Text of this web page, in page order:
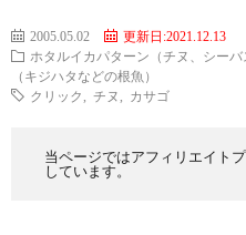
2005.05.02
更新日:2021.12.13
ホタルイカパターン（チヌ、シーバ
（キジハタなどの根魚）
クリック
チヌ カサゴ
当ページではアフィリエイト
しています。